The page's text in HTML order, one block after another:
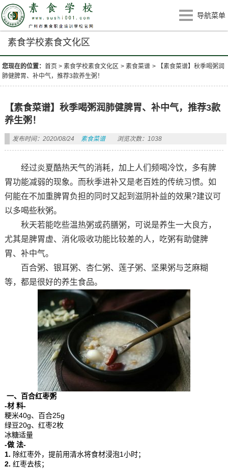
导航菜单
素食学校素食文化区
您现在的位置：首页 >素食学校素食文化区 >素食菜谱 >
【素食菜谱】秋季喝粥润
肺健脾胃、补中气，推荐3款养生粥！
【素食菜谱】秋季喝粥润肺健脾胃、补中气，推荐3款
养生粥！
发布时间：2020/08/24 素食菜谱 浏览次数：1038
经过炎夏酷热天气的消耗，加上人们频喝冷饮，多有脾
胃功能减弱的现象。而秋季进补又是老百姓的传统习惯。如
何能在不加重脾胃负担的同时又起到滋阴补益的效果?建议可
以多喝些秋粥。
秋天若能吃些温热粥或药膳粥，可说是养生一大良方，
尤其是脾胃虚、消化吸收功能比较差的人，吃粥有助健脾
胃、补中气。
百合粥、银耳粥、杏仁粥、莲子粥、坚果粥与芝麻糊
等，都是很好的养生食品。
一、百合红枣粥
-材 料-
粳米40g、百合25g
绿豆20g、红枣2枚
冰糖适量
-做 法-
1. 除红枣外，提前用清水将食材浸泡1小时；
2. 红枣去核；